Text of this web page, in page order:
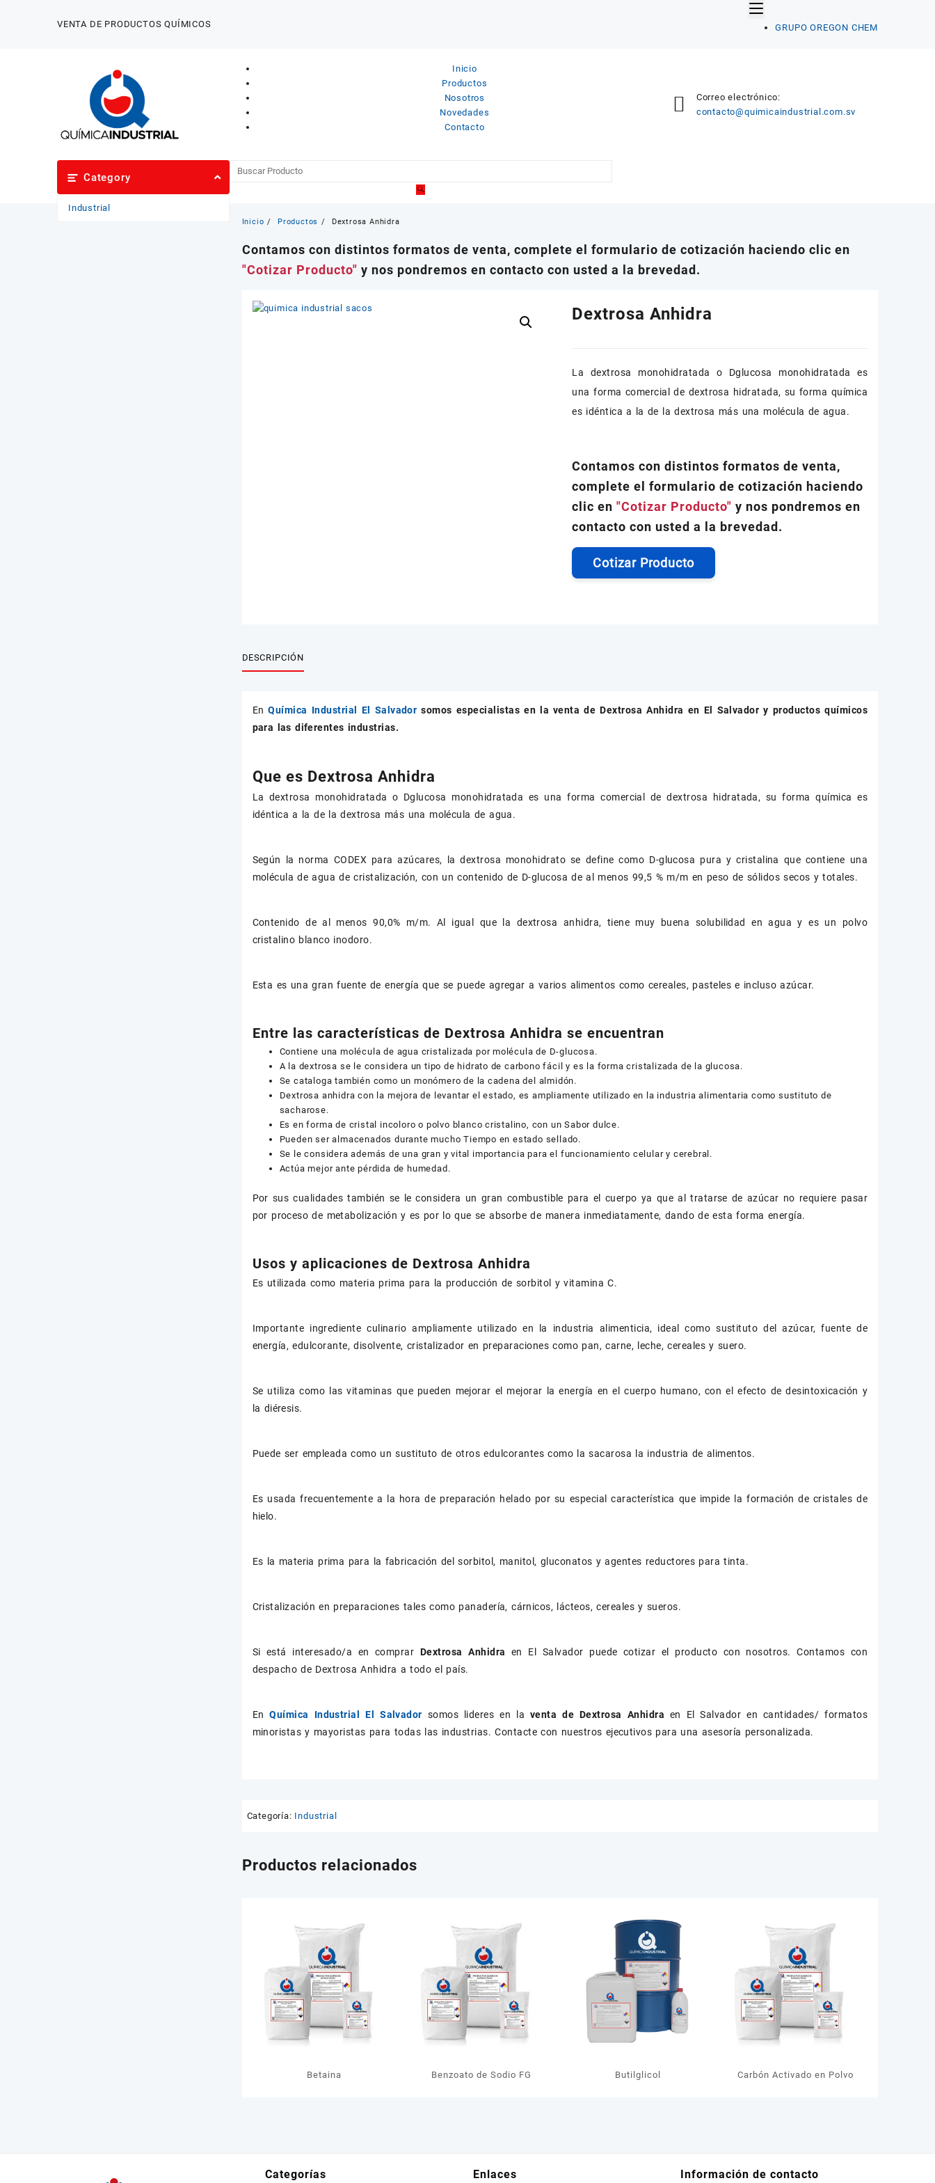
VENTA DE PRODUCTOS QUÍMICOS GRUPO OREGON CHEM
Inicio
Productos
Nosotros
Novedades
Contacto
Correo electrónico:
contacto@quimicaindustrial.com.sv
Category
Industrial
Inicio Productos Dextrosa Anhidra
Contamos con distintos formatos de venta, complete el formulario de cotización haciendo clic en
"Cotizar Producto" y nos pondremos en contacto con usted a la brevedad.
Dextrosa Anhidra
La dextrosa monohidratada o Dglucosa monohidratada es
una forma comercial de dextrosa hidratada, su forma química
es idéntica a la de la dextrosa más una molécula de agua.
Contamos con distintos formatos de venta,
complete el formulario de cotización haciendo
clic en"Cotizar Producto" y nos pondremos en
contacto con usted a la brevedad.
Cotizar Producto
DESCRIPCIÓN
EnQuímica Industrial El Salvadorsomos especialistas en la venta deDextrosa Anhidra en El Salvador y productos químicos
para las diferentes industrias.
Que es Dextrosa Anhidra
La dextrosa monohidratada o Dglucosa monohidratada es una forma comercial de dextrosa hidratada, su forma química es
idéntica a la de la dextrosa más una molécula de agua.
Según la norma CODEX para azúcares, la dextrosa monohidrato se define como D-glucosa pura y cristalina que contiene una
molécula de agua de cristalización, con un contenido de D-glucosa de al menos 99,5 % m/m en peso de sólidos secos y totales.
Contenido de al menos 90,0% m/m. Al igual que la dextrosa anhidra, tiene muy buena solubilidad en agua y es un polvo
cristalino blanco inodoro.
Esta es una gran fuente de energía que se puede agregar a varios alimentos como cereales, pasteles e incluso azúcar.
Entre las características de Dextrosa Anhidra se encuentran
Contiene una molécula de agua cristalizada por molécula de D-glucosa.
A la dextrosa se le considera un tipo de hidrato de carbono fácil y es la forma cristalizada de la glucosa.
Se cataloga también como un monómero de la cadena del almidón.
Dextrosa anhidra con la mejora de levantar el estado, es ampliamente utilizado en la industria alimentaria como sustituto de
sacharose.
Es en forma de cristal incoloro o polvo blanco cristalino, con un Sabor dulce.
Pueden ser almacenados durante mucho Tiempo en estado sellado.
Se le considera además de una gran y vital importancia para el funcionamiento celular y cerebral.
Actúa mejor ante pérdida de humedad.
Por sus cualidades también se le considera un gran combustible para el cuerpo ya que al tratarse de azúcar no requiere pasar
por proceso de metabolización y es por lo que se absorbe de manera inmediatamente, dando de esta forma energía.
Usos y aplicaciones de Dextrosa Anhidra
Es utilizada como materia prima para la producción de sorbitol y vitamina C.
Importante ingrediente culinario ampliamente utilizado en la industria alimenticia, ideal como sustituto del azúcar, fuente de
energía, edulcorante, disolvente, cristalizador en preparaciones como pan, carne, leche, cereales y suero.
Se utiliza como las vitaminas que pueden mejorar el mejorar la energía en el cuerpo humano, con el efecto de desintoxicación y
la diéresis.
Puede ser empleada como un sustituto de otros edulcorantes como la sacarosa la industria de alimentos.
Es usada frecuentemente a la hora de preparación helado por su especial característica que impide la formación de cristales de
hielo.
Es la materia prima para la fabricación del sorbitol, manitol, gluconatos y agentes reductores para tinta.
Cristalización en preparaciones tales como panadería, cárnicos, lácteos, cereales y sueros.
Si está interesado/a en comprar Dextrosa Anhidra en El Salvador puede cotizar el producto con nosotros. Contamos con
despacho de Dextrosa Anhidra a todo el país.
EnQuímica Industrial El Salvador somos lideres en la venta de Dextrosa Anhidra en El Salvador en cantidades/ formatos
minoristas y mayoristas para todas las industrias. Contacte con nuestros ejecutivos para una asesoría personalizada.
Categoría: Industrial
Productos relacionados
Betaina Benzoato de Sodio FG Butilglicol Carbón Activado en Polvo
Categorías Enlaces Información de contacto